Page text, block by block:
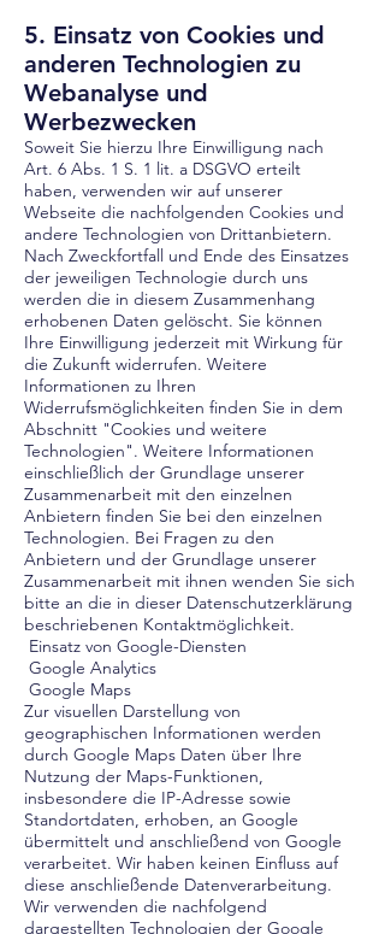
5. Einsatz von Cookies und
anderen Technologien zu
Webanalyse und
Werbezwecken
Soweit Sie hierzu Ihre Einwilligung nach
Art. 6 Abs. 1 S. 1 lit. a DSGVO erteilt
haben, verwenden wir auf unserer
Webseite die nachfolgenden Cookies und
andere Technologien von Drittanbietern.
Nach Zweckfortfall und Ende des Einsatzes
der jeweiligen Technologie durch uns
werden die in diesem Zusammenhang
erhobenen Daten gelöscht. Sie können
Ihre Einwilligung jederzeit mit Wirkung für
die Zukunft widerrufen. Weitere
Informationen zu Ihren
Widerrufsmöglichkeiten finden Sie in dem
Abschnitt "Cookies und weitere
Technologien". Weitere Informationen
einschließlich der Grundlage unserer
Zusammenarbeit mit den einzelnen
Anbietern finden Sie bei den einzelnen
Technologien. Bei Fragen zu den
Anbietern und der Grundlage unserer
Zusammenarbeit mit ihnen wenden Sie sich
bitte an die in dieser Datenschutzerklärung
beschriebenen Kontaktmöglichkeit.
Einsatz von Google-Diensten
Google Analytics
Google Maps
Zur visuellen Darstellung von
geographischen Informationen werden
durch Google Maps Daten über Ihre
Nutzung der Maps-Funktionen,
insbesondere die IP-Adresse sowie
Standortdaten, erhoben, an Google
übermittelt und anschließend von Google
verarbeitet. Wir haben keinen Einfluss auf
diese anschließende Datenverarbeitung.
Wir verwenden die nachfolgend
dargestellten Technologien der Google